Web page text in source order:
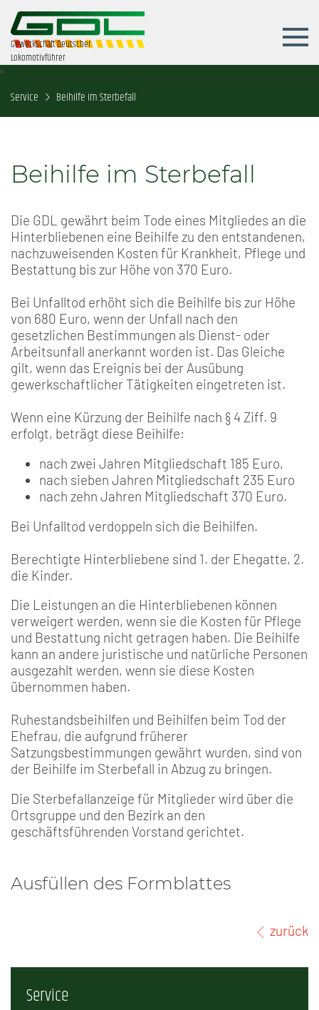
Gewerkschaft Deutscher
Lokomotivführer
Service Beihilfe im Sterbefall
Beihilfe im Sterbefall
Die GDL gewährt beim Tode eines Mitgliedes an die
Hinterbliebenen eine Beihilfe zu den entstandenen,
nachzuweisenden Kosten für Krankheit, Pflege und
Bestattung bis zur Höhe von 370 Euro.
Bei Unfalltod erhöht sich die Beihilfe bis zur Höhe
von 680 Euro, wenn der Unfall nach den
gesetzlichen Bestimmungen als Dienst- oder
Arbeitsunfall anerkannt worden ist. Das Gleiche
gilt, wenn das Ereignis bei der Ausübung
gewerkschaftlicher Tätigkeiten eingetreten ist.
Wenn eine Kürzung der Beihilfe nach § 4 Ziff. 9
erfolgt, beträgt diese Beihilfe:
nach zwei Jahren Mitgliedschaft 185 Euro,
nach sieben Jahren Mitgliedschaft 235 Euro
nach zehn Jahren Mitgliedschaft 370 Euro.
Bei Unfalltod verdoppeln sich die Beihilfen.
Berechtigte Hinterbliebene sind 1. der Ehegatte, 2.
die Kinder.
Die Leistungen an die Hinterbliebenen können
verweigert werden, wenn sie die Kosten für Pflege
und Bestattung nicht getragen haben. Die Beihilfe
kann an andere juristische und natürliche Personen
ausgezahlt werden, wenn sie diese Kosten
übernommen haben.
Ruhestandsbeihilfen und Beihilfen beim Tod der
Ehefrau, die aufgrund früherer
Satzungsbestimmungen gewährt wurden, sind von
der Beihilfe im Sterbefall in Abzug zu bringen.
Die Sterbefallanzeige für Mitglieder wird über die
Ortsgruppe und den Bezirk an den
geschäftsführenden Vorstand gerichtet.
Ausfüllen des Formblattes
zurück
Service